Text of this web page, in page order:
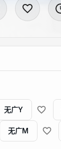
无广Y
无广M